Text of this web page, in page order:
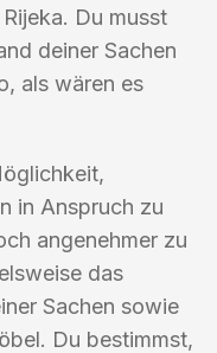
Du musst
deiner Sachen
als wären es
in Anspruch zu
angenehmer zu
das
Sachen sowie
Du bestimmst,